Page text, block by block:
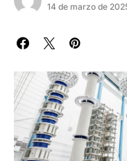
14 de marzo de